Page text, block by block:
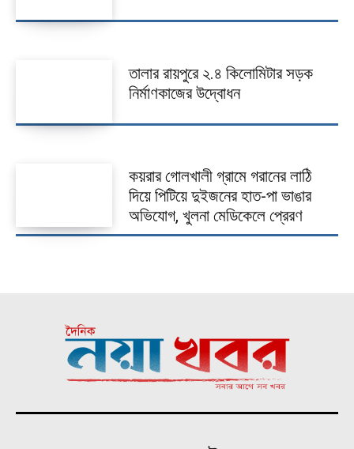
তালার রায়পুরে ২.৪ কিলোমিটার সড়ক
নির্মাণকাজের উদ্বোধন
কয়রার গোলখালী গ্রামে গরানের লাঠি
দিয়ে পিটিয়ে দুইজনের হাত-পা ভাঙার
অভিযোগ, খুলনা মেডিকেলে প্রেরণ